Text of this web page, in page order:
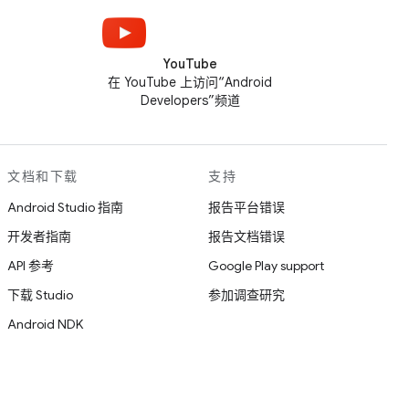
YouTube
在 YouTube 上访问“Android
Developers”频道
文档和下载
Android Studio 指南
开发者指南
API 参考
下载 Studio
Android NDK
支持
报告平台错误
报告文档错误
Google Play support
参加调查研究